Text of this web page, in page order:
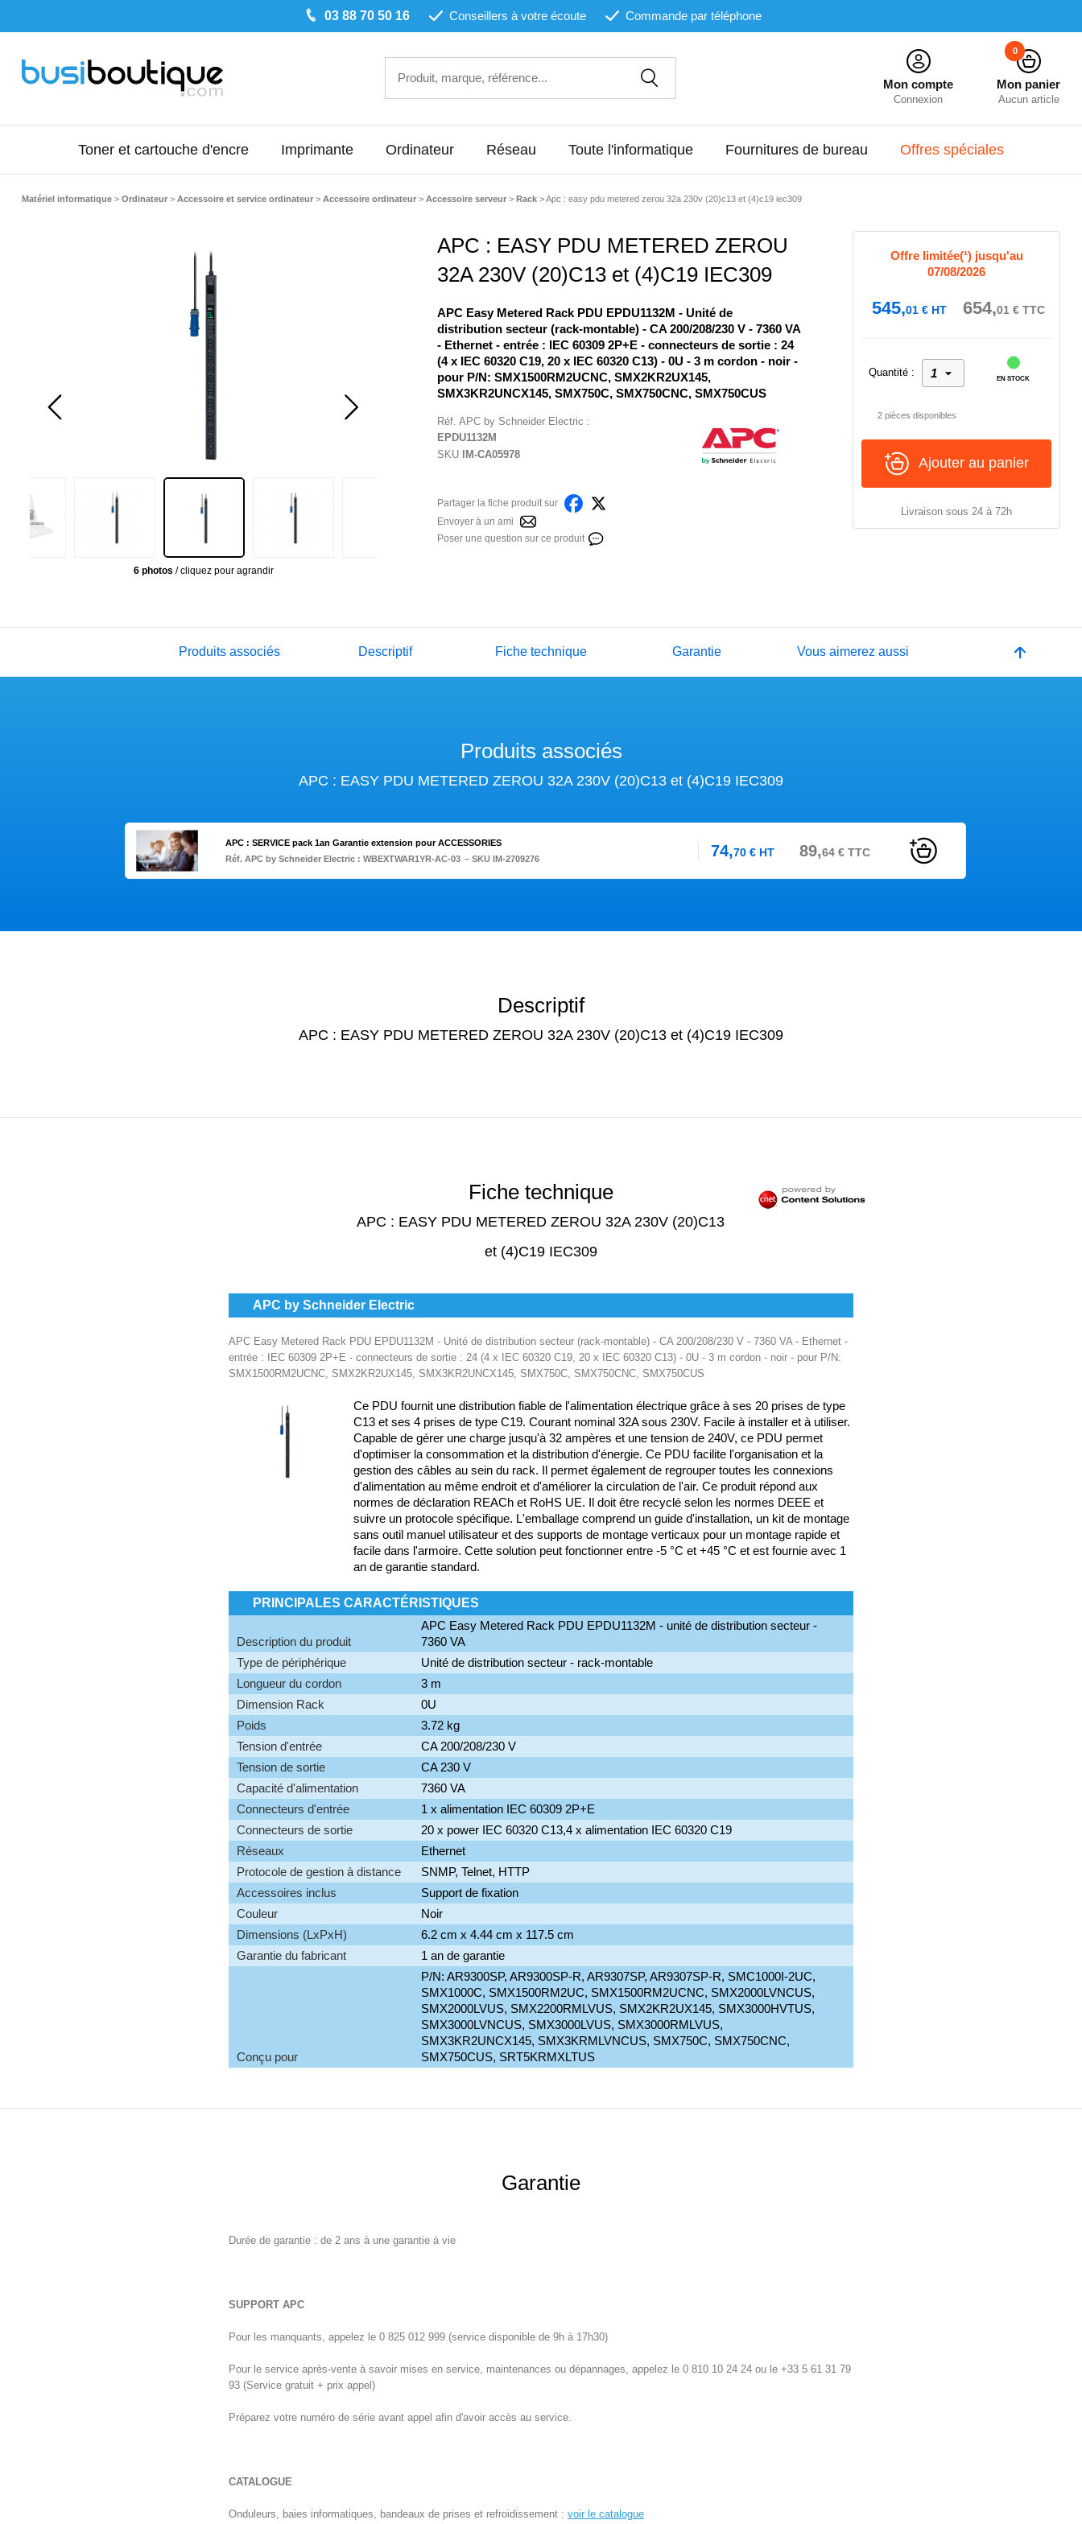
03 88 70 50 16 Conseillers à votre écoute Commande par téléphone
Mon compte
Connexion
Mon panier
Aucun article
0
Toner et cartouche d'encre Imprimante Ordinateur Réseau Toute l'informatique Fournitures de bureau Offres spéciales
Matériel informatique > Ordinateur > Accessoire et service ordinateur > Accessoire ordinateur > Accessoire serveur > Rack>Apc : easy pdu metered zerou 32a 230v (20)c13 et (4)c19 iec309
6 photos / cliquez pour agrandir
APC : EASY PDU METERED ZEROU
32A 230V (20)C13 et (4)C19 IEC309
APC Easy Metered Rack PDU EPDU1132M - Unité de
distribution secteur (rack-montable) - CA 200/208/230 V - 7360 VA
- Ethernet - entrée : IEC 60309 2P+E - connecteurs de sortie : 24
(4 x IEC 60320 C19, 20 x IEC 60320 C13) - 0U - 3 m cordon - noir -
pour P/N: SMX1500RM2UCNC, SMX2KR2UX145,
SMX3KR2UNCX145, SMX750C, SMX750CNC, SMX750CUS
Réf. APC by Schneider Electric :
EPDU1132M
SKU
IM-CA05978
Partager la fiche produit sur
Envoyer à un ami
Poser une question sur ce produit
Offre limitée(¹) jusqu'au
07/08/2026
545,01€HT 654,01 € TTC
Quantité :
EN STOCK
2 pièces disponibles
Ajouter au panier
Livraison sous 24 à 72h
Produits associés Descriptif Fiche technique Garantie Vous aimerez aussi
Produits associés
APC : EASY PDU METERED ZEROU 32A 230V (20)C13 et (4)C19 IEC309
APC : SERVICE pack 1an Garantie extension pour ACCESSORIES
Réf. APC by Schneider Electric : WBEXTWAR1YR-AC-03 – SKU IM-2709276 74,70 € HT 89,64 € TTC
Descriptif
APC : EASY PDU METERED ZEROU 32A 230V (20)C13 et (4)C19 IEC309
Fiche technique
APC : EASY PDU METERED ZEROU 32A 230V (20)C13
et (4)C19 IEC309
APC by Schneider Electric
APC Easy Metered Rack PDU EPDU1132M - Unité de distribution secteur (rack-montable) - CA 200/208/230 V - 7360 VA - Ethernet -
entrée : IEC 60309 2P+E - connecteurs de sortie : 24 (4 x IEC 60320 C19, 20 x IEC 60320 C13) - 0U - 3 m cordon - noir - pour P/N:
SMX1500RM2UCNC, SMX2KR2UX145, SMX3KR2UNCX145, SMX750C, SMX750CNC, SMX750CUS
Ce PDU fournit une distribution fiable de l'alimentation électrique grâce à ses 20 prises de type
C13 et ses 4 prises de type C19. Courant nominal 32A sous 230V. Facile à installer et à utiliser.
Capable de gérer une charge jusqu'à 32 ampères et une tension de 240V, ce PDU permet
d'optimiser la consommation et la distribution d'énergie. Ce PDU facilite l'organisation et la
gestion des câbles au sein du rack. Il permet également de regrouper toutes les connexions
d'alimentation au même endroit et d'améliorer la circulation de l'air. Ce produit répond aux
normes de déclaration REACh et RoHS UE. Il doit être recyclé selon les normes DEEE et
suivre un protocole spécifique. L'emballage comprend un guide d'installation, un kit de montage
sans outil manuel utilisateur et des supports de montage verticaux pour un montage rapide et
facile dans l'armoire. Cette solution peut fonctionner entre -5 °C et +45 °C et est fournie avec 1
an de garantie standard.
PRINCIPALES CARACTÉRISTIQUES
Description du produit
APC Easy Metered Rack PDU EPDU1132M - unité de distribution secteur -
7360 VA
Type de périphérique
Unité de distribution secteur - rack-montable
Longueur du cordon
3 m
Dimension Rack
0U
Poids
3.72 kg
Tension d'entrée
CA 200/208/230 V
Tension de sortie
CA 230 V
Capacité d'alimentation
7360 VA
Connecteurs d'entrée
1 x alimentation IEC 60309 2P+E
Connecteurs de sortie
20 x power IEC 60320 C13,4 x alimentation IEC 60320 C19
Réseaux
Ethernet
Protocole de gestion à distance
SNMP, Telnet, HTTP
Accessoires inclus
Support de fixation
Couleur
Noir
Dimensions (LxPxH)
6.2 cm x 4.44 cm x 117.5 cm
Garantie du fabricant
1 an de garantie
Conçu pour
P/N: AR9300SP, AR9300SP-R, AR9307SP, AR9307SP-R, SMC1000I-2UC,
SMX1000C, SMX1500RM2UC, SMX1500RM2UCNC, SMX2000LVNCUS,
SMX2000LVUS, SMX2200RMLVUS, SMX2KR2UX145, SMX3000HVTUS,
SMX3000LVNCUS, SMX3000LVUS, SMX3000RMLVUS,
SMX3KR2UNCX145, SMX3KRMLVNCUS, SMX750C, SMX750CNC,
SMX750CUS, SRT5KRMXLTUS
Garantie
Durée de garantie : de 2 ans à une garantie à vie
SUPPORT APC
Pour les manquants, appelez le 0 825 012 999 (service disponible de 9h à 17h30)
Pour le service après-vente à savoir mises en service, maintenances ou dépannages, appelez le 0 810 10 24 24 ou le +33 5 61 31 79
93 (Service gratuit + prix appel)
Préparez votre numéro de série avant appel afin d'avoir accès au service.
CATALOGUE
Onduleurs, baies informatiques, bandeaux de prises et refroidissement : voir le catalogue